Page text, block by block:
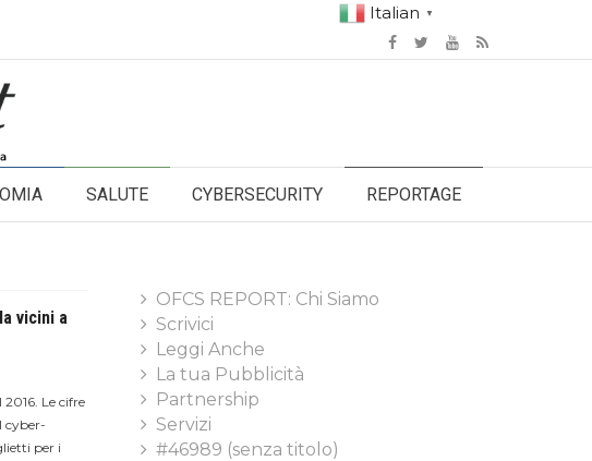
Italian ▼
SALUTE CYBERSECURITY REPORTAGE
vicini a
Le cifre
cyber-
per i
OFCS REPORT: Chi Siamo
Scrivici
Leggi Anche
La tua Pubblicità
Partnership
Servizi
#46989 (senza titolo)